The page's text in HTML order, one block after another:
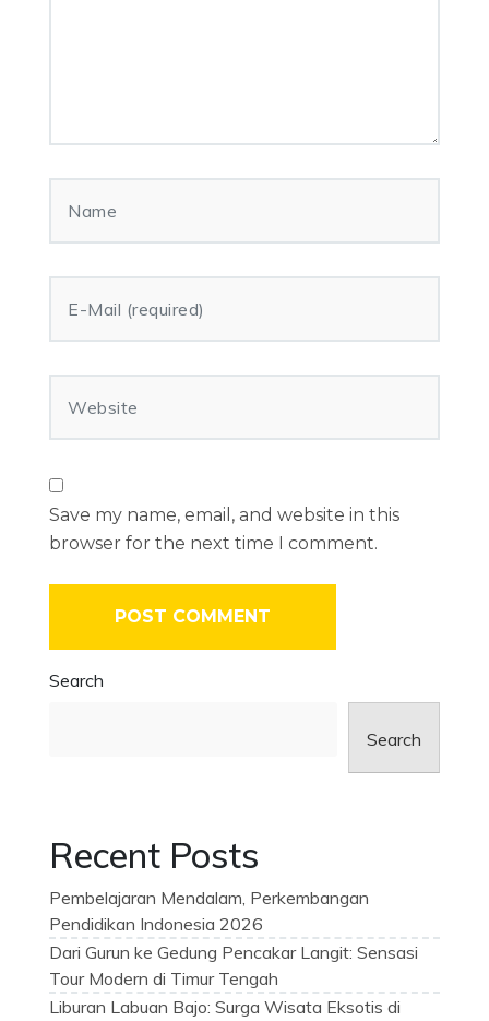
Save my name, email, and website in this
browser for the next time I comment.
Search
Search
Recent Posts
Pembelajaran Mendalam, Perkembangan
Pendidikan Indonesia 2026
Dari Gurun ke Gedung Pencakar Langit: Sensasi
Tour Modern di Timur Tengah
Liburan Labuan Bajo: Surga Wisata Eksotis di